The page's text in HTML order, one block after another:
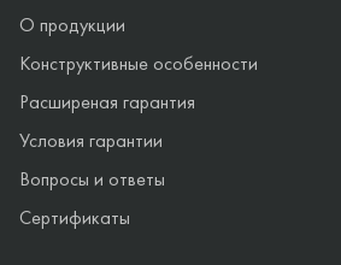
О продукции
Конструктивные особенности
Расширеная гарантия
Условия гарантии
Вопросы и ответы
Сертификаты